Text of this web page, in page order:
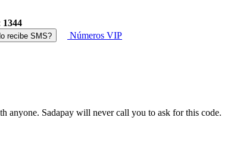
1344
recibe SMS? Números VIP
anyone. Sadapay will never call you to ask for this code.